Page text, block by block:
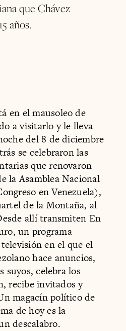
que Chávez
años.
en el mausoleo de
a visitarlo y le lleva
del 8 de diciembre
se celebraron las
que renovaron
la Asamblea Nacional
en Venezuela),
de la Montaña, al
allí transmiten En
un programa
en el que el
hace anuncios,
suyos, celebra los
recibe invitados y
magacín político de
de hoy es la
descalabro.